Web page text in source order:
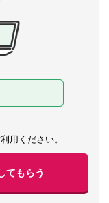
用ください。
てもらう